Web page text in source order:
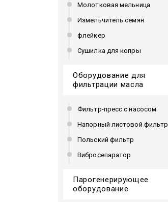
Молотковая мельница
Измельчитель семян
флейкер
Сушилка для копры
Оборудование для
фильтрации масла
Фильтр-пресс с насосом
Напорный листовой фильтр
Польский фильтр
Вибросепаратор
Парогенерирующее
оборудование